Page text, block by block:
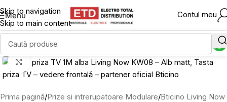
Skip to navigation
Skip to main content
Menu Contul meu
Click to enlarge
Prima pagină/Prize si intrerupatoare Modulare/Bticino Living Now